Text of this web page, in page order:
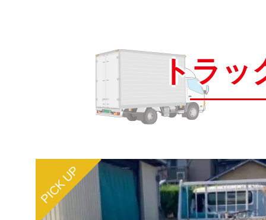
トラ
PICK UP